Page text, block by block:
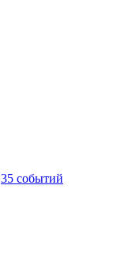
35 событий